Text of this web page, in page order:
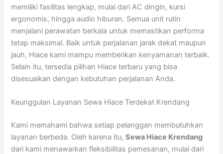
memiliki fasilitas lengkap, mulai dari AC dingin, kursi
ergonomis, hingga audio hiburan. Semua unit rutin
menjalani perawatan berkala untuk memastikan performa
tetap maksimal. Baik untuk perjalanan jarak dekat maupun
jauh, Hiace kami mampu memberikan kenyamanan terbaik.
Selain itu, tersedia pilihan Hiace terbaru yang bisa
disesuaikan dengan kebutuhan perjalanan Anda.
Keunggulan Layanan Sewa Hiace Terdekat Krendang
Kami memahami bahwa setiap pelanggan membutuhkan
layanan berbeda. Oleh karena itu,Sewa Hiace Krendang
dari kami menawarkan fleksibilitas pemesanan, mulai dari